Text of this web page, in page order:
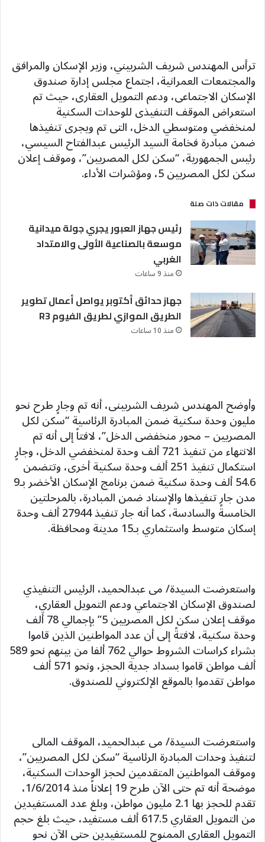
ترأس المهندس شريف الشربيني، وزير الإسكان والمرافق
والمجتمعات العمرانية، اجتماع مجلس إدارة صندوق
الإسكان الاجتماعى، ودعم التمويل العقارى، حيث تم
استعراض الموقف التنفيذى للوحدات السكنية
لمنخفضي ومتوسطي الدخل، التى تم ويجرى تنفيذها
ضمن مبادرة فخامة السيد الرئيس عبدالفتاح السيسي،
رئيس الجمهورية، “سكن لكل المصريين”، وموقف إعلان
سكن لكل المصريين 5، ومؤشرات الأداء.
مقالات ذات صلة
رئيس جهاز العبور يجري جولة ميدانية
موسعة بالصناعية الأولى والامتداد
الغربي
منذ 9 ساعات
جهاز حدائق أكتوبر يواصل أعمال تطوير
الطريق الموازي لطريق الفيوم R3
منذ 10 ساعات
وأوضح المهندس شريف الشربينى، أنه تم وجارٍ طرح نحو
مليون وحدة سكنية ضمن المبادرة الرئاسية “سكن لكل
المصريين – محور منخفضى الدخل”، لافتاً إلى أنه تم
الانتهاء من تنفيذ 721 ألف وحدة لمنخفضي الدخل، وجارٍ
استكمال تنفيذ 251 ألف وحدة سكنية أخرى، وتتضمن
54.6 ألف وحدة سكنية ضمن برنامج الإسكان الأخضر بـ9
مدن جارٍ تنفيذها والإسناد ضمن المبادرة، بالمرحلتين
الخامسة والسادسة، كما أنه جار تنفيذ 27944 ألف وحدة
إسكان متوسط واستثماري بـ15 مدينة ومحافظة.
واستعرضت السيدة/ مى عبدالحميد، الرئيس التنفيذي
لصندوق الإسكان الاجتماعي ودعم التمويل العقاري،
موقف إعلان سكن لكل المصريين 5” بإجمالي 78 ألف
وحدة سكنية، لافتةً إلى أن عدد المواطنين الذين قاموا
بشراء كراسات الشروط حوالي 762 ألفا من بينهم نحو 589
ألف مواطن قاموا بسداد جدية الحجز، ونحو 571 ألف
مواطن تقدموا بالموقع الإلكتروني للصندوق.
واستعرضت السيدة/ مى عبدالحميد، الموقف المالى
لتنفيذ وحدات المبادرة الرئاسية “سكن لكل المصريين”،
وموقف المواطنين المتقدمين لحجز الوحدات السكنية،
موضحة أنه تم حتى الآن طرح 19 إعلاناً منذ 1/6/2014،
تقدم للحجز بها 2.1 مليون مواطن، وبلغ عدد المستفيدين
من التمويل العقاري 617.5 ألف مستفيد، حيث بلغ حجم
التمويل العقارى الممنوح للمستفيدين حتى الآن نحو